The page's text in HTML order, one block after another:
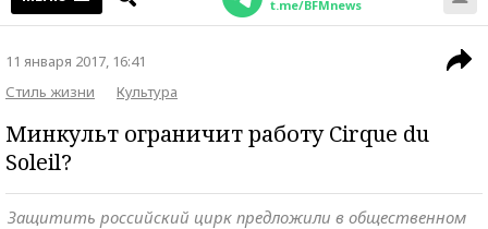
t.me/BFMnews
11 января 2017, 16:41
Стиль жизни
Культура
Минкульт ограничит работу Cirque du
Soleil?
Защитить российский цирк предложили в общественном